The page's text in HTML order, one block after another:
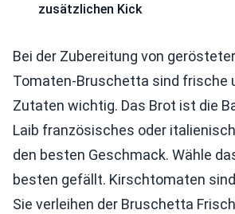
zusätzlichen Kick
Bei der Zubereitung von
Tomaten-Bruschetta sind frische
Zutaten wichtig. Das Brot ist die
Laib französisches oder
den besten Geschmack. Wähle
besten gefällt. Kirschtomaten
Sie verleihen der Bruschetta